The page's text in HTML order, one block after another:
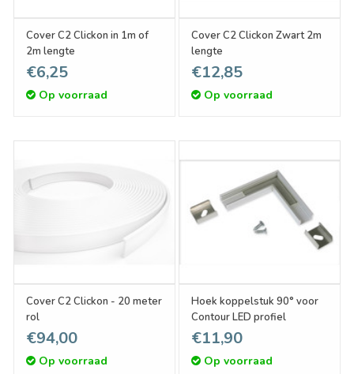
Cover C2 Clickon in 1m of
2m lengte
€6,25
Op voorraad
Cover C2 Clickon Zwart 2m
lengte
€12,85
Op voorraad
Cover C2 Clickon - 20 meter
rol
€94,00
Op voorraad
Hoek koppelstuk 90° voor
Contour LED profiel
€11,90
Op voorraad